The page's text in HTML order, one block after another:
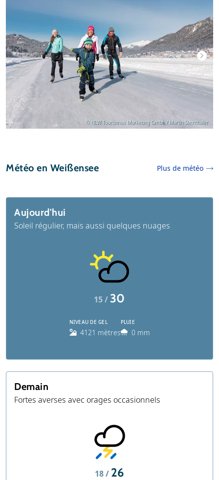
© NLW Tourismus Marketing Gmbh / Martin Steinthaler
Météo en Weißensee Plus de météo
Aujourd'hui
Soleil régulier, mais aussi quelques nuages
15 / 30
NIVEAU DE GEL
4121 mètres
PLUIE
0 mm
Demain
Fortes averses avec orages occasionnels
18 / 26